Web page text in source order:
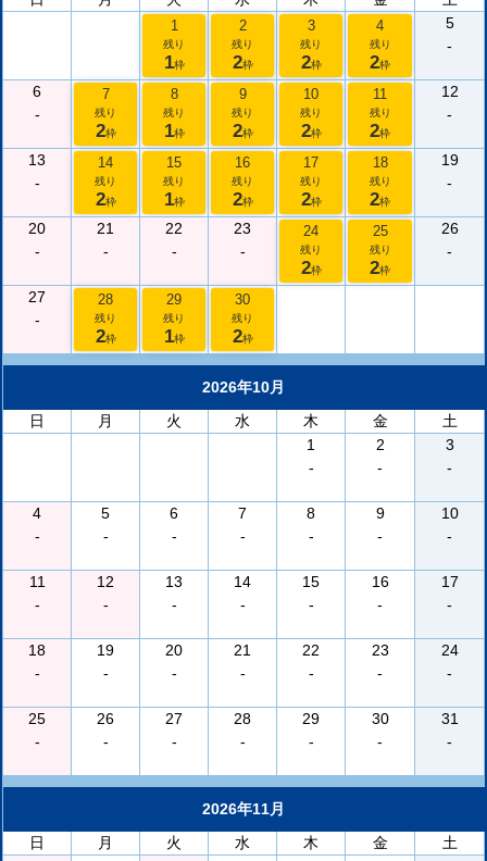
1
残り
1枠
2
残り
2枠
3
残り
2枠
4
残り
2枠
5
-
6
-
7
残り
2枠
8
残り
1枠
9
残り
2枠
10
残り
2枠
11
残り
2枠
12
-
13
-
14
残り
2枠
15
残り
1枠
16
残り
2枠
17
残り
2枠
18
残り
2枠
19
-
20
-
21
-
22
-
23
-
24
残り
2枠
25
残り
2枠
26
-
27
-
28
残り
2枠
29
残り
1枠
30
残り
2枠
2026年10月
日
月 火 水 木 金
土
1
-
2
-
3
-
4
-
5
-
6
-
7
-
8
-
9
-
10
-
11
-
12
-
13
-
14
-
15
-
16
-
17
-
18
-
19
-
20
-
21
-
22
-
23
-
24
-
25
-
26
-
27
-
28
-
29
-
30
-
31
-
2026年11月
日
月 火 水 木 金
土